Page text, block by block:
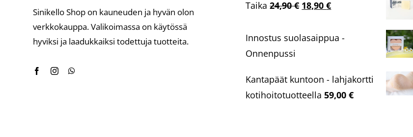
Sinikello Shop on kauneuden ja hyvän olon
verkkokauppa. Valikoimassa on käytössä
hyviksi ja laadukkaiksi todettuja tuotteita.
Taika 24,90€ Alkuperäinen
oli:
18,90€Nykyinen
on:
Innostus suolasaippua -
Onnenpussi
Kantapäät kuntoon - lahjakortti
kotihoitotuotteella 59,00€